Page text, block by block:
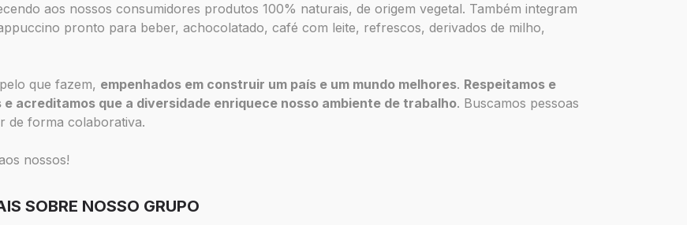
aos nossos consumidores produtos 100% naturais, de origem vegetal. Também integram
pronto para beber, achocolatado, café com leite, refrescos, derivados de milho,
que fazem, empenhados em construir um país e um mundo melhores. Respeitamos e
acreditamos que a diversidade enriquece nosso ambiente de trabalho. Buscamos pessoas
de forma colaborativa.
nossos!
SOBRE NOSSO GRUPO